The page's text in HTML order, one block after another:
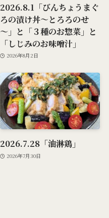
2026.8.1「びんちょうまぐ
ろの漬け丼～とろろのせ
～」と「３種のお惣菜」と
「しじみのお味噌汁」
2026年8月2日
2026.7.28「油淋鶏」
2026年7月30日